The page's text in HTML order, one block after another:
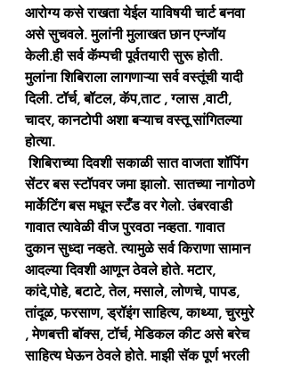
आरोग्य कसे राखता येईल याविषयी चार्ट बनवा
असे सुचवले. मुलांनी मुलाखत छान एन्जॉय
केली.ही सर्व कॅम्पची पूर्वतयारी सुरू होती.
मुलांना शिबिराला लागणाऱ्या सर्व वस्तूंची यादी
दिली. टॉर्च, बॉटल, कॅप,ताट , ग्लास ,वाटी,
चादर, कानटोपी अशा बऱ्याच वस्तू सांगितल्या
होत्या.
शिबिराच्या दिवशी सकाळी सात वाजता शॉपिंग
सेंटर बस स्टॉपवर जमा झालो. सातच्या नागोठणे
मार्केटिंग बस मधून स्टँड वर गेलो. उंबरवाडी
गावात त्यावेळी वीज पुरवठा नव्हता. गावात
दुकान सुध्दा नव्हते. त्यामुळे सर्व किराणा सामान
आदल्या दिवशी आणून ठेवले होते. मटार,
कांदे,पोहे, बटाटे, तेल, मसाले, लोणचे, पापड,
तांदूळ, फरसाण, ड्रॉइंग साहित्य, काथ्या, चुरमुरे
, मेणबत्ती बॉक्स, टॉर्च, मेडिकल कीट असे बरेच
साहित्य घेऊन ठेवले होते. माझी सॅक पूर्ण भरली